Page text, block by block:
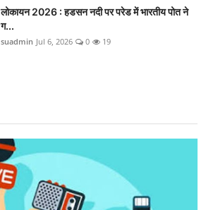
लोकायन 2026 : हडसन नदी पर परेड में भारतीय पोत ने
ग...
suadmin Jul 6, 2026 0 19